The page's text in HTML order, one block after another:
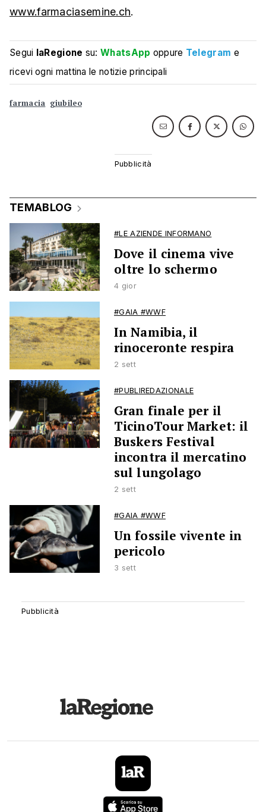
www.farmaciasemine.ch.
Segui laRegione su:WhatsApp oppure Telegram e
ricevi ogni mattina le notizie principali
farmacia giubileo
TEMABLOG
#LE AZIENDE INFORMANO
Dove il cinema vive
oltre lo schermo
4 gior
#GAIA #WWF
In Namibia, il
rinoceronte respira
2 sett
#PUBLIREDAZIONALE
Gran finale per il
TicinoTour Market: il
Buskers Festival
incontra il mercatino
sul lungolago
2 sett
#GAIA #WWF
Un fossile vivente in
pericolo
3 sett